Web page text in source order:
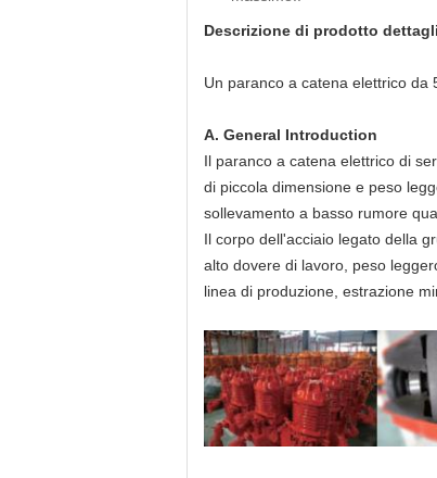
Descrizione di prodotto
Un paranco a catena elettrico da
A. General Introduction
Il paranco a catena elettrico di
di piccola dimensione e peso
sollevamento a basso rumore
Il corpo dell'acciaio legato della
alto dovere di lavoro, peso
linea di produzione, estrazione